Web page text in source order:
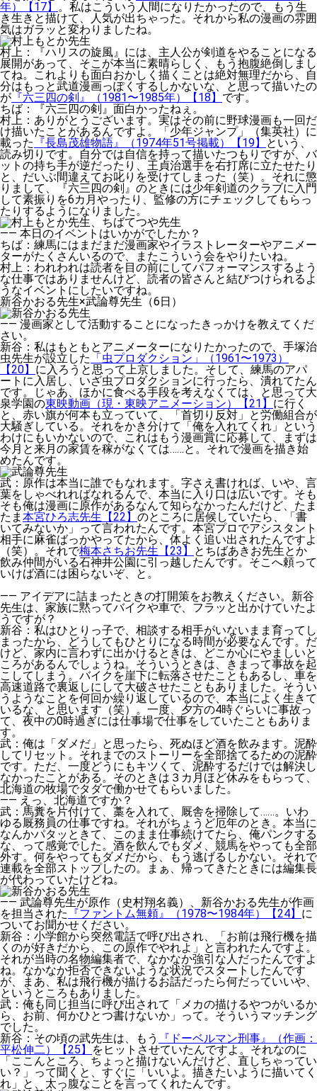
年）【17】 。私はこういう人間になりたかったので、もう生
き生きと描けて、人気が出ちゃった。それから私の漫画の雰囲
気はガラッと変わりましたね。
村上 ：『ハリスの旋風』には、主人公が剣道をやることになる
展開があって、そこが本当に素晴らしく、もう抱腹絶倒しまし
てね。これよりも面白おかしく描くことは絶対無理だから、自
分はもっと武道漫画っぽくするしかないな、と思って描いたの
が 『六三四の剣』（1981〜1985年）【18】 です。
ちば ：『六三四の剣』面白かったねぇ。
村上 ：ありがとうございます。実はその前に野球漫画も一回だ
け描いたことがあるんですよ。「少年ジャンプ」（集英社）に
載った 『長島茂雄物語』（1974年51号掲載）【19】
という、
読み切りです。自分では自信を持って描いたつもりですが、バ
ットの持ち手が逆だったり、王貞治選手を右打席に立たせたり
と、だいぶ間違えてお叱りを受けてしまった（笑）。それに懲
りまして、『六三四の剣』のときには少年剣道のクラブに入門
して素振りを6カ月やったり、監修の方にチェックしてもらっ
たりするようになりました。
—— 本日のイベントはいかがでしたか？
ちば ：練馬にはまだまだ漫画家やイラストレーターやアニメー
ターがたくさんいるので、またこういう会をやりたいね。
村上 ：われわれは読者を目の前にしてパフォーマンスするよう
な仕事ではありませんけど、読者の皆さんと結びつけられるよ
うなイベントにしたいですね。
新谷かおる先生×武論尊先生（6日）
—— 漫画家として活動することになったきっかけを教えてくだ
さい。
新谷 ：私はもともとアニメーターになりたかったので、手塚治
虫先生が設立した 「虫プロダクション」（1961〜1973）
【20】 に入ろうと思って上京しました。そして、練馬のアパ
ートに入居し、いざ虫プロダクションに行ったら、潰れてたん
です。じゃあ、ほかに食べる手段を考えなくては、と思って大
泉学園の東映動画（現・東映アニメーション）【21】 に行く
と、赤い旗が何本も立っていて、「首切り反対」と労働組合が
大騒ぎしている。それをかき分けて「俺を入れてくれ」という
わけにもいかないので、これはもう漫画賞に応募して、まずは
今月と来月の家賃を稼がなくては……と。それで漫画を描き始
めたんです。
武 ：原作は本当に誰でもなれます。字さえ書ければ、いや、言
葉をしゃべれればなれるんで、本当に入り口は広いです。そも
そも俺は漫画に原作があるなんて知らなかったんだけど、たま
たま 本宮ひろ志先生【22】 のところに居候していたら、「書
いてみないか」って言われたんです。本宮プロでアシスタント
相手に麻雀ばっかやってたから、体よく追い出されたんですよ
（笑）。それで梅本さちお先生【23】
とちばあきお先生とか
飲み仲間がいる石神井公園に引っ越したんです。そこへ頼って
いけば酒には困らないぞ、と。
—— アイデアに詰まったときの打開策をお教えください。新谷
先生は、家族に黙ってバイクや車で、フラッと出かけていたよ
うですが？
新谷 ：私はひとりっ子で、相談する相手がいないまま育ってし
まったから、どうしてもひとりになる時間が必要なんです。だ
けど、家内に言わずに出かけるときは、どこか心にやましいと
ころがあるんでしょうね。そういうときは、きまって事故を起
こしてしまう。バイクを崖下に転落させたこともあるし、車を
高速道路で裏返しにして大破させたこともありました。そうい
うようなことを何回か繰り返しているので、本当によく生きて
いるな、と思います（笑）。一度、夕方の4時ぐらいに事故っ
て、夜中の0時過ぎには仕事場で仕事をしていたこともありま
す。
武 ：俺は「ダメだ」と思ったら、死ぬほど酒を飲みます。泥酔
してリセット。それまでのストーリーを全部捨てるための泥酔
です。ただ、一度どうにもキツくて、泥酔するだけでは解決し
なかったことがある。そのときは３カ月ほど休みをもらって、
北海道の牧場でタダで働かせてもらいました。
—— えっ、北海道ですか？
武 ：馬糞を片付けて、藁を入れて、厩舎を掃除して……。いわ
ゆる厩務員の仕事ですね。それがちょうど厄年のとき。本当に
なんかパタッときて、このまま仕事続けてたら、俺パンクする
な、って感覚でした。酒を飲んでもダメ、競馬をやっても全部
外す。何をやってもダメだから、もう逃げるしかない。それで
連載を全部ストップしたの。まぁ、帰ってきたときには編集長
が代わっていたけどね。
—— 武論尊先生が原作（史村翔名義）、新谷かおる先生が作画
を担当された 『ファントム無頼』（1978〜1984年）【24】 に
ついてお聞かせください。
新谷 ：小学館から突然電話で呼び出され、「お前は飛行機を描
くのが好きだから、この原作でやれよ」と言われたんですよ。
それが当時の名物編集者で、なかなか強引な人だったんですよ
ね。なかなか拒否できないような状況でスタートしたんです
が、まあ、私は飛行機が描けるお話だったら何だっていいや、
というところもありました。
武 ：俺も同じ担当に呼び出されて「メカの描けるやつがいるか
ら、お前、何かひとつ書けないか」って。そういうマッチング
でした。
新谷 ：その頃の武先生は、もう
『ドーベルマン刑事』（作画：
平松伸二）【25】
をヒットさせていたんですよ。それなのに
「ここんところ、ちょっと描けないんだけど、直しちゃってい
い？」って聞くと、すぐに「いいよ。描きたいように描いてく
れ」と、太っ腹なことを言ってくれたんです。